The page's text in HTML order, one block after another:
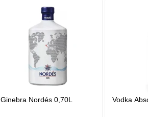
Ginebra Nordés 0,70L Vodka